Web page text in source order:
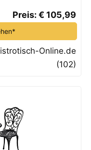
Preis: € 105,99
Online.de
(102)